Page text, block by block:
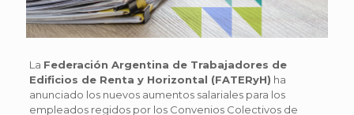
La Federación Argentina de Trabajadores de
Edificios de Renta y Horizontal (FATERyH) ha
anunciado los nuevos aumentos salariales para los
empleados regidos por los Convenios Colectivos de